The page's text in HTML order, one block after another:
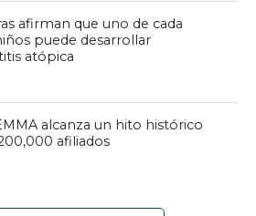
afirman que uno de cada
puede desarrollar
atópica
alcanza un hito histórico
afiliados